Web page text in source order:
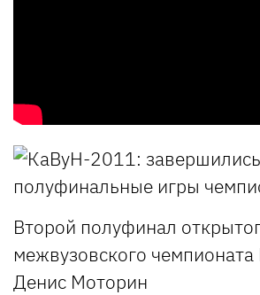
Второй полуфинал
межвузовского
Денис Моторин